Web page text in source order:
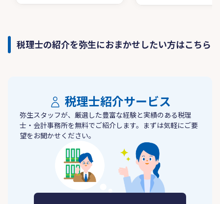
税理士の紹介を弥生におまかせしたい方はこちら
税理士紹介サービス
弥生スタッフが、厳選した豊富な経験と実績のある税理
士・会計事務所を無料でご紹介します。まずは気軽にご要
望をお聞かせください。